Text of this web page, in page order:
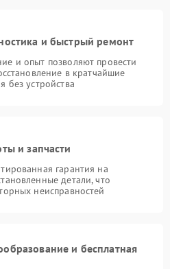
и быстрый ремонт
и опыт позволяют провести
в кратчайшие
без устройства
и запчасти
гарантия на
детали, что
неисправностей
и бесплатная